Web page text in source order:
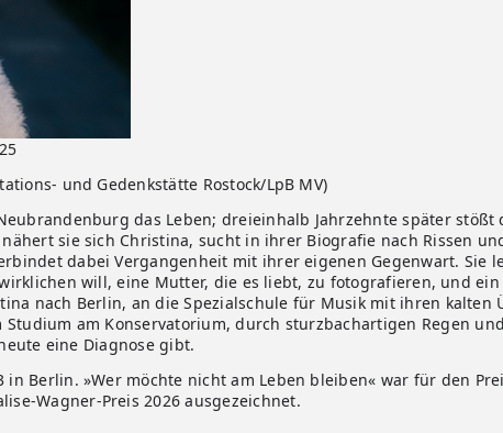
und Gedenkstätte Rostock/LpB MV)
das Leben; dreieinhalb Jahrzehnte später
sie sich Christina, sucht in ihrer Biografie nach Rissen
dabei Vergangenheit mit ihrer eigenen Gegenwart. Sie
will, eine Mutter, die es liebt, zu fotografieren, und
nach Berlin, an die Spezialschule für Musik mit ihren kalten
am Konservatorium, durch sturzbachartigen Regen
eine Diagnose gibt.
in Berlin. »Wer möchte nicht am Leben bleiben« war für den
Wagner-Preis 2026 ausgezeichnet.